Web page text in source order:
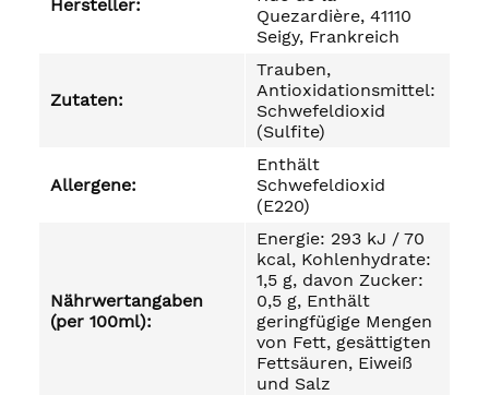
Hersteller:
Quezardière, 41110
Seigy, Frankreich
Zutaten:
Trauben,
Antioxidationsmittel:
Schwefeldioxid
(Sulfite)
Allergene:
Enthält
Schwefeldioxid
(E220)
Nährwertangaben
(per 100ml):
Energie: 293 kJ / 70
kcal, Kohlenhydrate:
1,5 g, davon Zucker:
0,5 g, Enthält
geringfügige Mengen
von Fett, gesättigten
Fettsäuren, Eiweiß
und Salz